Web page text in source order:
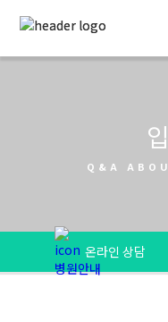
Q&A
온라인 상담